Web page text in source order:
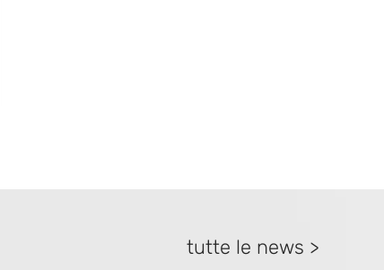
tutte le news >